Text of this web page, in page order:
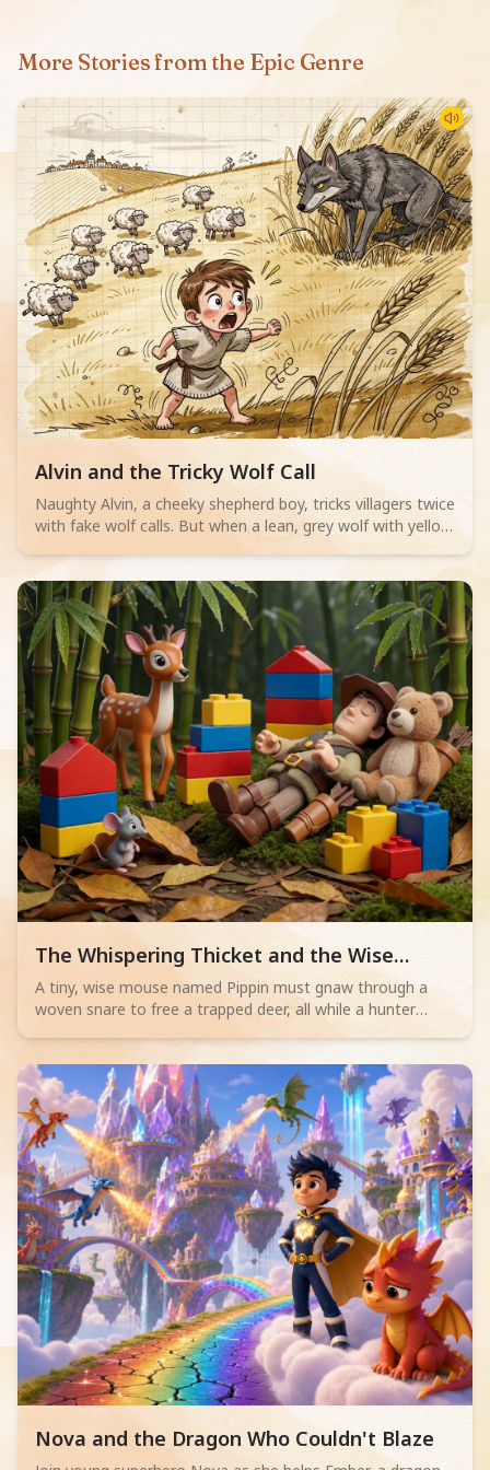
More Stories from the Epic Genre
Read children story -
Alvin and the Tricky Wolf Call
Naughty Alvin, a cheeky shepherd boy, tricks villagers twice
with fake wolf calls. But when a lean, grey wolf with yellow
eyes actually appears, no one believes him. Can Alvin save
his sheep? A thrilling adventure for little readers aged 4-6
about telling the truth.
Read children story -
The Whispering Thicket and the Wise
Mouse
A tiny, wise mouse named Pippin must gnaw through a
woven snare to free a trapped deer, all while a hunter
Read children story -
Nova and the Dragon Who Couldn't Blaze